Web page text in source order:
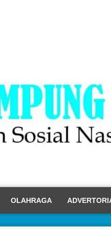
OLAHRAGA